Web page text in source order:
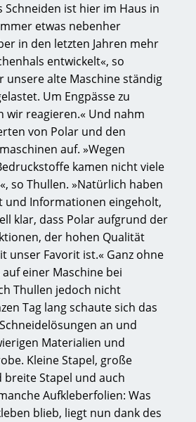
Schneiden ist hier im Haus in
etwas nebenher
in den letzten Jahren mehr
entwickelt«, so
unsere alte Maschine ständig
Um Engpässe zu
wir reagieren.« Und nahm
von Polar und den
auf. »Wegen
kamen nicht viele
so Thullen. »Natürlich haben
und Informationen eingeholt,
klar, dass Polar aufgrund der
der hohen Qualität
unser Favorit ist.« Ganz ohne
einer Maschine bei
Thullen jedoch nicht
Tag lang schaute sich das
an und
Materialien und
Kleine Stapel, große
breite Stapel und auch
Aufkleberfolien: Was
blieb, liegt nun dank des